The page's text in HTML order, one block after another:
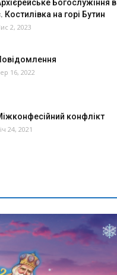
Богослужіння в
Костилівка на горі Бутин
2, 2023
16, 2022
конфлікт
24, 2021